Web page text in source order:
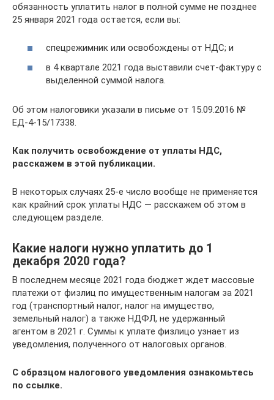
обязанность уплатить налог в полной сумме не позднее
25 января 2021 года остается, если вы:
спецрежимник или освобождены от НДС; и
в 4 квартале 2021 года выставили счет-фактуру с
выделенной суммой налога.
Об этом налоговики указали в письме от 15.09.2016 №
ЕД-4-15/17338.
Как получить освобождение от уплаты НДС,
расскажем в этой публикации.
В некоторых случаях 25-е число вообще не применяется
как крайний срок уплаты НДС — расскажем об этом в
следующем разделе.
Какие налоги нужно уплатить до 1
декабря 2020 года?
В последнем месяце 2021 года бюджет ждет массовые
платежи от физлиц по имущественным налогам за 2021
год (транспортный налог, налог на имущество,
земельный налог) а также НДФЛ, не удержанный
агентом в 2021 г. Суммы к уплате физлицо узнает из
уведомления, полученного от налоговых органов.
С образцом налогового уведомления ознакомьтесь
по ссылке.